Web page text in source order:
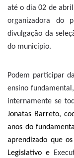
até o dia 02 de
organizadora do
divulgação da
do município.
Podem participar
ensino
internamente se
Jonatas Barreto,
anos do
aprendizado que
Legislativo e